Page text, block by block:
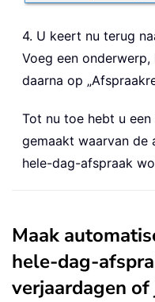
4. U keert nu terug
Voeg een
daarna op
Tot nu toe hebt u
gemaakt waarvan de
hele-dag-afspraak
Maak
hele-dag-
verjaardagen